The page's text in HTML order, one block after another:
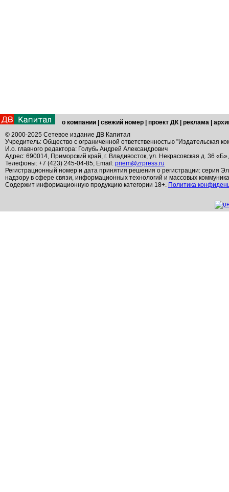
о компании свежий номер проект ДК реклама
© 2000-2025 Сетевое издание ДВ Капитал
Учредитель: Общество с ограниченной ответственностью "Издательская
И.о. главного редактора: Голубь Андрей Александрович
Адрес: 690014, Приморский край, г. Владивосток, ул. Некрасовская д. 36
Телефоны: +7 (423) 245-04-85; Email: priem@zrpress.ru
Регистрационный номер и дата принятия решения о регистрации: серия
надзору в сфере связи, информационных технологий и массовых
Содержит информационную продукцию категории 18+. Политика